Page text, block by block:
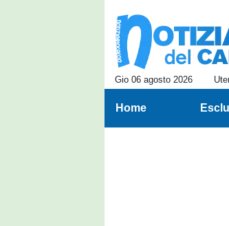
Gio 06 agosto 2026
Home